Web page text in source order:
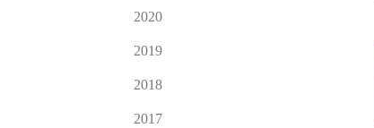
2020
2019
2018
2017